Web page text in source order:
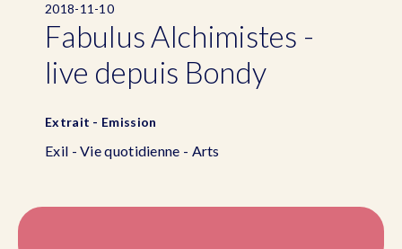
2018-11-10
Fabulus Alchimistes -
live depuis Bondy
Extrait - Emission
Exil - Vie quotidienne - Arts